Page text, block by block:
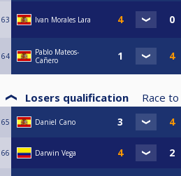
63 Ivan Morales Lara
64
Pablo Mateos-
Cañero
Losers qualification Race to
65 Daniel Cano
66 Darwin Vega